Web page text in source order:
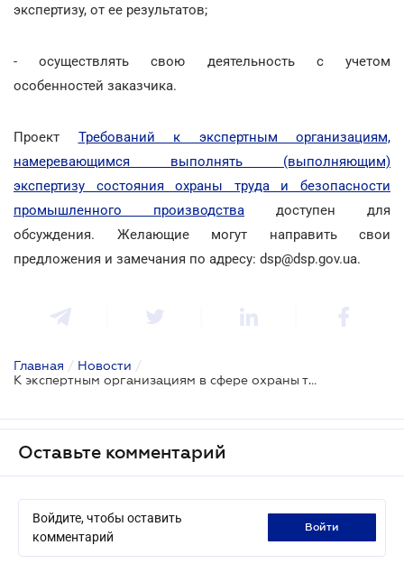
экспертизу, от ее результатов;
- осуществлять свою деятельность с учетом
особенностей заказчика.
Проект Требований к экспертным организациям,
намеревающимся выполнять (выполняющим)
экспертизу состояния охраны труда и безопасности
промышленного производства доступен для
обсуждения. Желающие могут направить свои
предложения и замечания по адресу: dsp@dsp.gov.ua.
Главная / Новости /
К экспертным организациям в сфере охраны труда установят новые требования
Оставьте комментарий
Войдите, чтобы оставить
комментарий
войти